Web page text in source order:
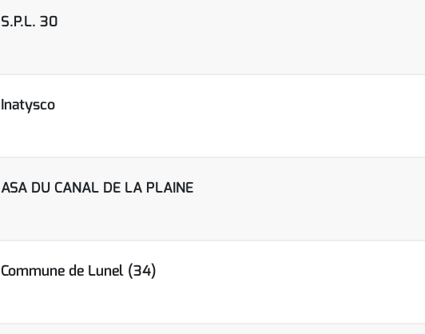
S.P.L. 30
Inatysco
ASA DU CANAL DE LA PLAINE
Commune de Lunel (34)